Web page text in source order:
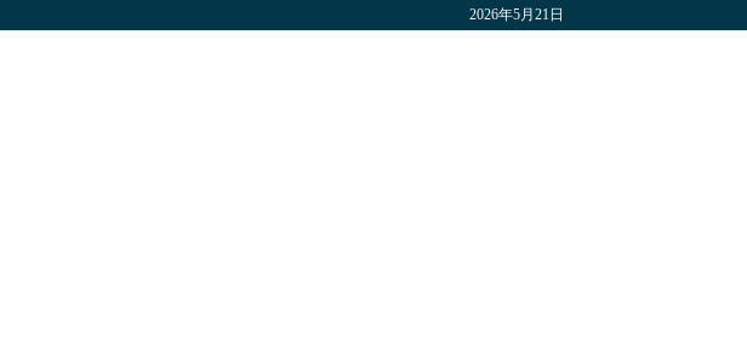
2026年5月21日